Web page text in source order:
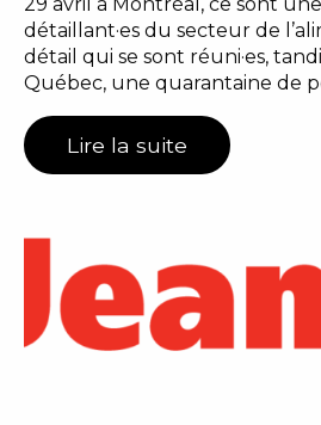
détaillant·es du secteur de
détail qui se sont réuni·es,
Québec, une quarantaine de
Lire la suite